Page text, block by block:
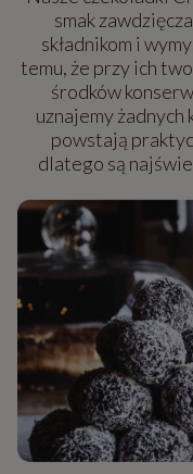
smak
składnikom i
temu, że przy ich
środków
uznajemy
powstają
dlatego są